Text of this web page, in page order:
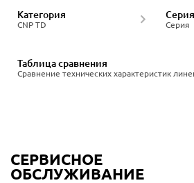
CNP TD
Категория
Серия
Серия
Сравнение технических характеристик
Таблица сравнения
СЕРВИСНОЕ
ОБСЛУЖИВАНИЕ